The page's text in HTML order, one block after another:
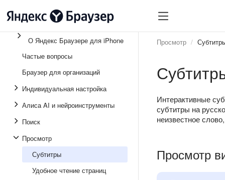
О Яндекс Браузере для iPhone
Частые вопросы
Браузер для организаций
Индивидуальная настройка
Алиса AI и нейроинструменты
Поиск
Просмотр
Субтитры
Удобное чтение страниц
Просмотр
Интерактивные
субтитры на
неизвестное
Просмотр